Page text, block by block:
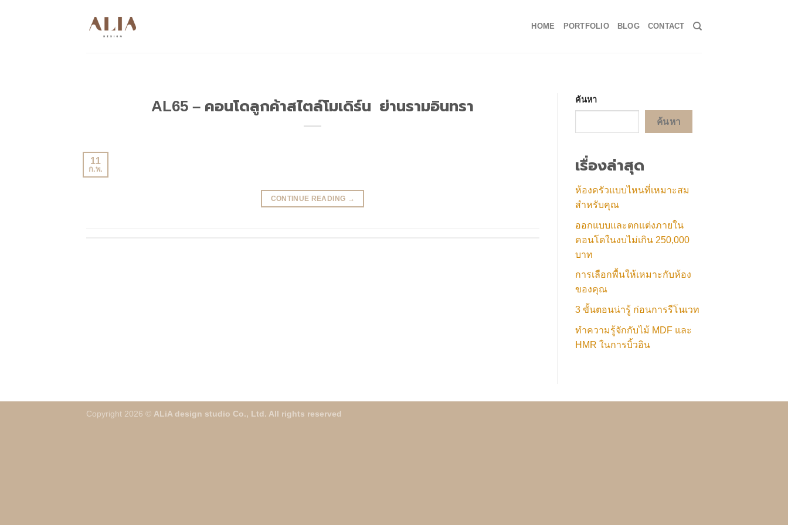
HOME PORTFOLIO BLOG CONTACT
AL65 – คอนโดลูกค้าสไตล์โมเดิร์น ย่านรามอินทรา
11
ก.พ.
CONTINUE READING →
ค้นหา
ค้นหา
เรื่องล่าสุด
ห้องครัวแบบไหนที่เหมาะสม
สำหรับคุณ
ออกแบบและตกแต่งภายใน
คอนโดในงบไม่เกิน 250,000
บาท
การเลือกพื้นให้เหมาะกับห้อง
ของคุณ
3 ขั้นตอนน่ารู้ ก่อนการรีโนเวท
ทำความรู้จักกับไม้ MDF และ
HMR ในการบิ้วอิน
Copyright 2026 © ALiA design studio Co., Ltd. All rights reserved